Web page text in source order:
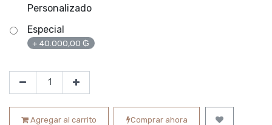
Personalizado
Especial
+40.000,00 ₲
Agregar al carrito Comprar ahora